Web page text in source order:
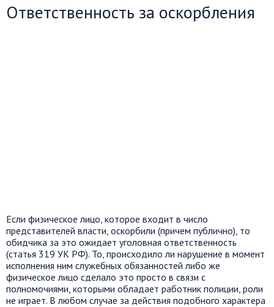
Ответственность за оскорбления
Если физическое лицо, которое входит в число
представителей власти, оскорбили (причем публично), то
обидчика за это ожидает уголовная ответственность
(статья 319 УК РФ). То, происходило ли нарушение в момент
исполнения ним служебных обязанностей либо же
физическое лицо сделало это просто в связи с
полномочиями, которыми обладает работник полиции, роли
не играет. В любом случае за действия подобного характера